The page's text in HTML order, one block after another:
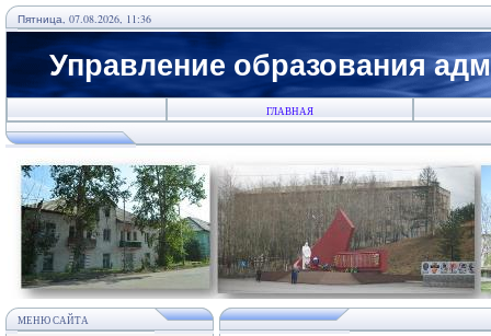
Пятница, 07.08.2026, 11:36
Управление образования
ГЛАВНАЯ
МЕНЮ САЙТА